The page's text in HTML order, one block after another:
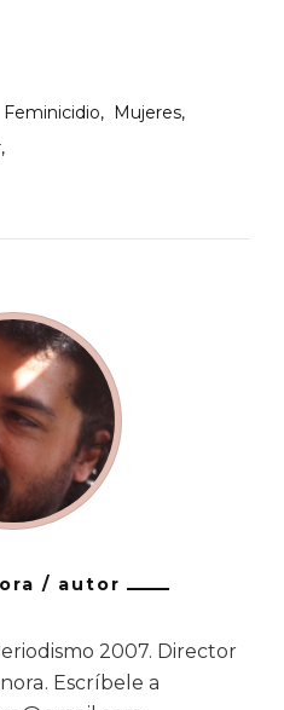
Feminicidio
Mujeres
/ autor
2007. Director
Escríbele a